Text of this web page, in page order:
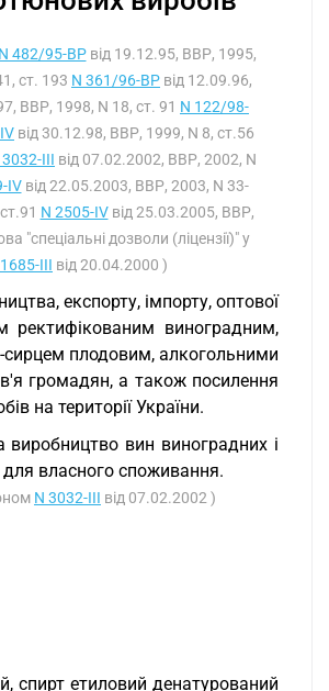
N 482/95-ВРвід 19.12.95, ВВР, 1995,
ст. 193 N 361/96-ВР від 12.09.96,
ВВР, 1998, N 18, ст. 91 N 122/98-
від 30.12.98, ВВР, 1999, N 8, ст.56
3032-III від 07.02.2002, ВВР, 2002, N
IVвід 22.05.2003, ВВР, 2003, N 33-
N 2505-IVвід 25.03.2005, ВВР,
"спеціальні дозволи (ліцензії)" у
III від 20.04.2000 )
експорту, імпорту, оптової
ректифікованим виноградним,
плодовим, алкогольними
громадян, а також посилення
на території України.
вин виноградних і
власного споживання.
N 3032-III від 07.02.2002 )
спирт етиловий денатурований